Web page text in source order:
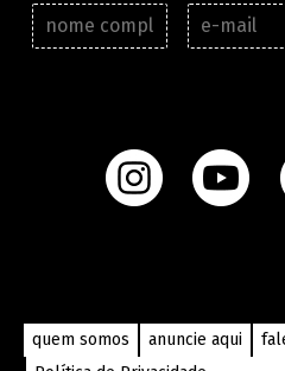
N
o
quem somos anuncie aqui